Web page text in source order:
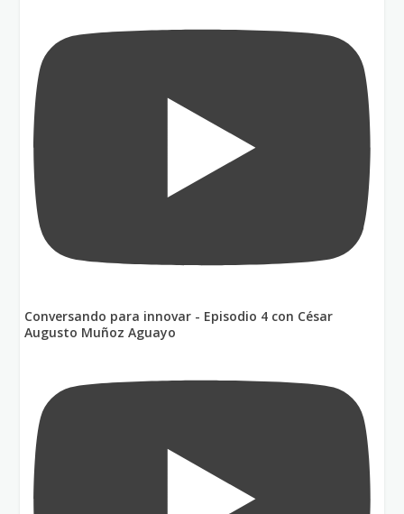
Conversando para innovar - Episodio 4 con César
Augusto Muñoz Aguayo